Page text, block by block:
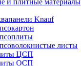
и плитные материалы
Knauf
листы
ЦСП
ОСП